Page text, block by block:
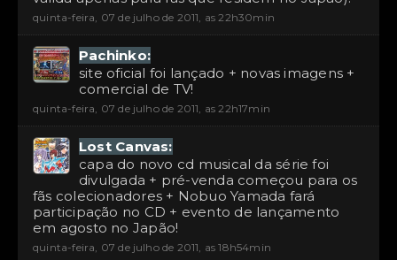
quinta-feira, 07 de julho de 2011, as 22h30min
Pachinko:
site oficial foi lançado + novas imagens +
comercial de TV!
quinta-feira, 07 de julho de 2011, as 22h17min
Lost Canvas:
capa do novo cd musical da série foi
divulgada + pré-venda começou para os
fãs colecionadores + Nobuo Yamada fará
participação no CD + evento de lançamento
em agosto no Japão!
quinta-feira, 07 de julho de 2011, as 18h54min